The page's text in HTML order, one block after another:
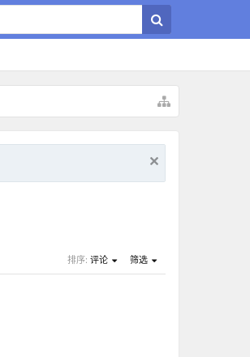
排序: 评论 筛选